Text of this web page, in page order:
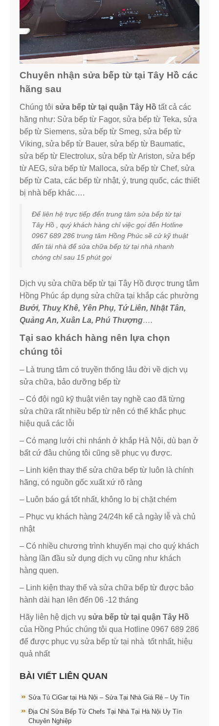
Chuyên nhận sửa bếp từ tại Tây Hồ các
hãng sau
Chúng tôi sửa bếp từ tại quận Tây Hồ tất cả các
hãng như: Sửa bếp từ Fagor, sửa bếp từ Teka, sửa
bếp từ Siemens, sửa bếp từ Smeg, sửa bếp từ
Viking, sửa bếp từ Bauer, sửa bếp từ Baumatic,
sửa bếp từ Electrolux, sửa bếp từ Ariston, sửa bếp
từ AEG, sửa bếp từ Malloca, sửa bếp từ Chef, sửa
bếp từ Cata, các bếp từ nhật, ý, trung quốc, các thiết
bị nhà bếp khác….
Để liên hệ trực tiếp đến trung tâm sửa bếp từ tại
Tây Hồ , quý khách hàng chỉ việc gọi đến Hotline
0967 689 286 trung tâm Hồng Phúc sẽ cử kỹ thuật
đến tái nhà để sửa chữa bếp từ tại nhà nhanh
chóng chỉ sau 15 phút gọi
Dịch vụ sửa chữa bếp từ tại Tây Hồ được trung tâm
Hồng Phúc áp dụng sửa chữa tại khắp các phường
Bưởi, Thuỵ Khê, Yên Phụ, Tứ Liên, Nhật Tân,
Quảng An, Xuân La, Phú Thượng….
Tại sao khách hàng nên lựa chọn
chúng tôi
– Là trung tâm có truyền thống lâu đời về dịch vụ
sửa chữa, bảo dưỡng bếp từ
– Có đội ngũ kỹ thuật viên tay nghề cao đã từng
sửa chữa rất nhiều bếp từ nên có thể khắc phục
hiệu quả các lỗi
– Có mạng lưới chi nhánh ở khắp Hà Nội, dù bạn ở
bất cứ đâu chúng tôi cũng sẽ phục vụ được.
– Linh kiện thay thế sửa chữa bếp từ luôn là chính
hãng, có nguồn gốc xuất xứ rõ ràng
– Luôn báo gá tốt nhất, không lo bị chặt chém
– Phục vụ khách hàng 24/24h kể cả ngày lễ và chủ
nhật
– Có nhiều chương trình khuyến mại cho quý khách
hàng lần đầu sử dụng dịch vụ cũng như khách
hàng quen.
– Linh kiện thay thế và sửa chữa bếp từ được bảo
hành dài hạn lên đến 06 -12 tháng
Hãy liên hệ dịch vụ sửa bếp từ tại quận Tây Hồ
của Hồng Phúc chúng tôi qua Hotline 0967 689 286
để được phục vụ sửa bếp từ tại nhà tốt nhất, hiệu
quả nhất
BÀI VIẾT LIÊN QUAN
Sửa Tủ CiGar tại Hà Nội – Sửa Tại Nhà Giá Rẻ – Uy Tín
Địa Chỉ Sửa Bếp Từ Chefs Tại Nhà Tại Hà Nội Uy Tín
Chuyên Nghiệp